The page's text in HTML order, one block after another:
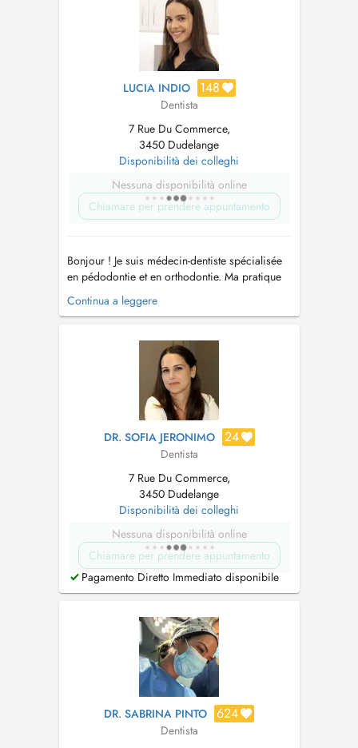
LUCIA INDIO 148
Dentista
7 Rue Du Commerce,
3450 Dudelange
Disponibilità dei colleghi
Nessuna disponibilità online
Chiamare per prendere appuntamento
Bonjour ! Je suis médecin-dentiste spécialisée
en pédodontie et en orthodontie. Ma pratique
sadresse aux enfants, aux adolescents et aux
adultes, avec une approche douce, préventive
importance à lécoute du patient et de sa
famille, afin de proposer des soi...
Continua a leggere
DR. SOFIA JERONIMO 24
Dentista
7 Rue Du Commerce,
3450 Dudelange
Disponibilità dei colleghi
Nessuna disponibilità online
Chiamare per prendere appuntamento
Pagamento Diretto Immediato disponibile
DR. SABRINA PINTO 624
Dentista